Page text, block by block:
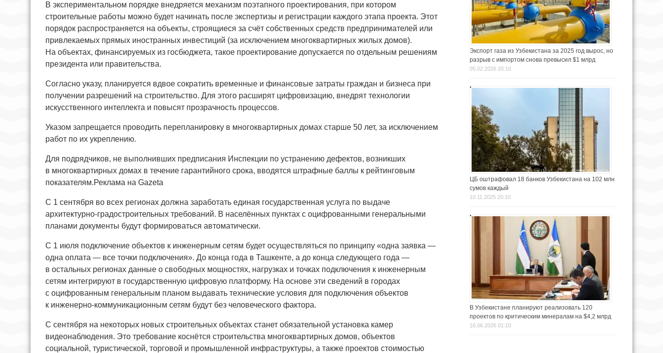
В экспериментальном порядке внедряется механизм поэтапного проектирования, при котором
строительные работы можно будет начинать после экспертизы и регистрации каждого этапа проекта. Этот
порядок распространяется на объекты, строящиеся за счёт собственных средств предпринимателей или
привлекаемых прямых иностранных инвестиций (за исключением многоквартирных жилых домов).
На объектах, финансируемых из госбюджета, такое проектирование допускается по отдельным решениям
президента или правительства.
Согласно указу, планируется вдвое сократить временные и финансовые затраты граждан и бизнеса при
получении разрешений на строительство. Для этого расширят цифровизацию, внедрят технологии
искусственного интеллекта и повысят прозрачность процессов.
Указом запрещается проводить перепланировку в многоквартирных домах старше 50 лет, за исключением
работ по их укреплению.
Для подрядчиков, не выполнивших предписания Инспекции по устранению дефектов, возникших
в многоквартирных домах в течение гарантийного срока, вводятся штрафные баллы к рейтинговым
показателям.Реклама на Gazeta
С 1 сентября во всех регионах должна заработать единая государственная услуга по выдаче
архитектурно-градостроительных требований. В населённых пунктах с оцифрованными генеральными
планами документы будут формироваться автоматически.
С 1 июля подключение объектов к инженерным сетям будет осуществляться по принципу «одна заявка —
одна оплата — все точки подключения». До конца года в Ташкенте, а до конца следующего года —
в остальных регионах данные о свободных мощностях, нагрузках и точках подключения к инженерным
сетям интегрируют в государственную цифровую платформу. На основе эти сведений в городах
с оцифрованным генеральным планом выдавать технические условия для подключения объектов
к инженерно-коммуникационным сетям будут без человеческого фактора.
С сентября на некоторых новых строительных объектах станет обязательной установка камер
видеонаблюдения. Это требование коснётся строительства многоквартирных домов, объектов
социальной, туристической, торговой и промышленной инфраструктуры, а также проектов стоимостью
Экспорт газа из Узбекистана за 2025 год вырос, но
разрыв с импортом снова превысил $1 млрд
05.02.2026 20:10
ЦБ оштрафовал 18 банков Узбекистана на 102 млн
сумов каждый
10.11.2025 20:10
В Узбекистане планируют реализовать 120
проектов по критическим минералам на $4,2 млрд
16.06.2026 01:10